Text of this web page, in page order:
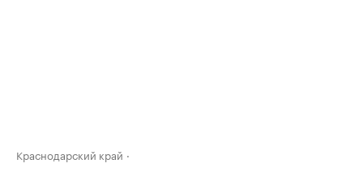
Краснодарский край